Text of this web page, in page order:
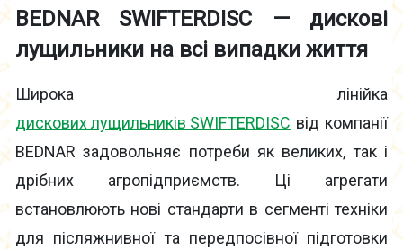
BEDNAR
SWIFTERDISC — дискові
лущильники на всі випадки життя
Широка лінійка
дискових лущильників SWIFTERDISC від компанії
BEDNAR задовольняє потреби як великих, так і
дрібних агропідприємств. Ці агрегати
встановлюють нові стандарти в сегменті техніки
для післяжнивної та передпосівної підготовки